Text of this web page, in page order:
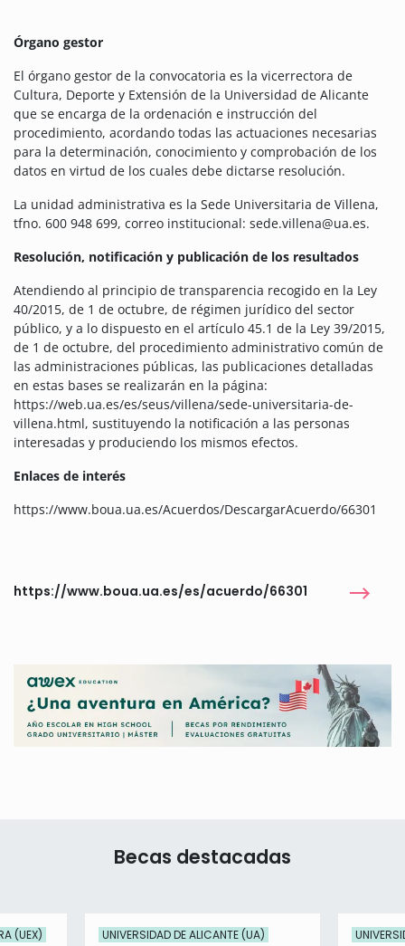
Órgano gestor
El órgano gestor de la convocatoria es la vicerrectora de
Cultura, Deporte y Extensión de la Universidad de Alicante
que se encarga de la ordenación e instrucción del
procedimiento, acordando todas las actuaciones necesarias
para la determinación, conocimiento y comprobación de los
datos en virtud de los cuales debe dictarse resolución.
La unidad administrativa es la Sede Universitaria de Villena,
tfno. 600 948 699, correo institucional: sede.villena@ua.es.
Resolución, notificación y publicación de los resultados
Atendiendo al principio de transparencia recogido en la Ley
40/2015, de 1 de octubre, de régimen jurídico del sector
público, y a lo dispuesto en el artículo 45.1 de la Ley 39/2015,
de 1 de octubre, del procedimiento administrativo común de
las administraciones públicas, las publicaciones detalladas
en estas bases se realizarán en la página:
https://web.ua.es/es/seus/villena/sede-universitaria-de-
villena.html, sustituyendo la notificación a las personas
interesadas y produciendo los mismos efectos.
Enlaces de interés
https://www.boua.ua.es/Acuerdos/DescargarAcuerdo/66301
https://www.boua.ua.es/es/acuerdo/66301
Becas destacadas
(UEX) UNIVERSIDAD DE ALICANTE (UA)